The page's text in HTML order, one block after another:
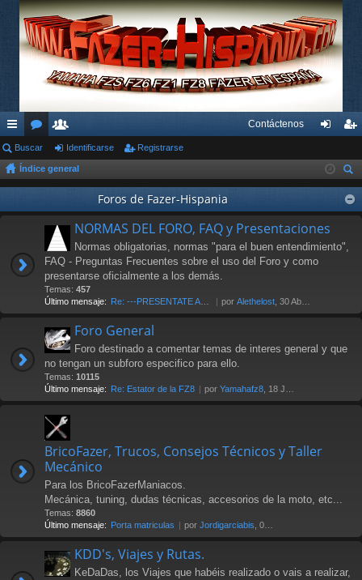
nl
ac
or
os
su
ari
Contáctenos
nti
se
ist
ra
Buscar Identificarse Registrarse
Índice general
us
car
Foros de Fazer-Hispania
NORMAS DEL FORO, FAQ y Presentaciones
Normas obligatorias, normas "para el buen entendimiento",
FAQ - Preguntas Frecuentes sobre el uso del Foro y como
presentarse oficialmente a los demás.
Temas: 457
Último mensaje: Re: ---PRESENTATE AL FORO AQU… por Alethelost , 30 Abr 2026 19:20
Foro General
Foro destinado a comentar temas de interes general y que
no tengan un subforo especifico para ello.
Temas: 10115
Último mensaje: Re: Estator de la FZ8 por Yamahafz8 , 18 Jul 2026 20:04
BricoFazer, Trucos, Consejos Técnicos y Taller
Mecánico
Para los BricoFazerManiacos.
Mecánica, tuning, dudas técnicas, accesorios de la moto, etc...
Temas: 8860
Último mensaje: Porta matriculas por Jordigarciabis , 09 Jul 2026 16:10
KDD's, Viajes y Rutas.
KeDaDas, los Viajes que habéis realizado o vais a realizar,